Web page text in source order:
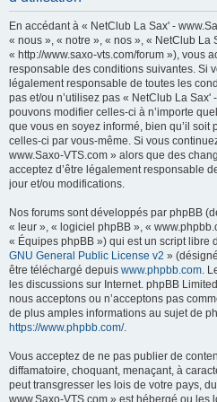
En accédant à « NetClub La Sax' -
« nous », « notre », « nos », « NetClub La
« http://www.saxo-vts.com/forum »), vous
responsable des conditions suivantes. Si
légalement responsable de toutes les
pas et/ou n’utilisez pas « NetClub La Sax'
pouvons modifier celles-ci à n’importe
que vous en soyez informé, bien qu’il
celles-ci par vous-même. Si vous
www.Saxo-VTS.com » alors que des
acceptez d’être légalement responsable
jour et/ou modifications.
Nos forums sont développés par phpBB
« leur », « logiciel phpBB », «
« Équipes phpBB ») qui est un script libre
GNU General Public License v2 »
être téléchargé depuis www.phpbb.com.
les discussions sur Internet. phpBB
nous acceptons ou n’acceptons pas
de plus amples informations au sujet de
https://www.phpbb.com/.
Vous acceptez de ne pas publier de
diffamatoire, choquant, menaçant, à
peut transgresser les lois de votre pays,
www.Saxo-VTS.com » est hébergé ou les